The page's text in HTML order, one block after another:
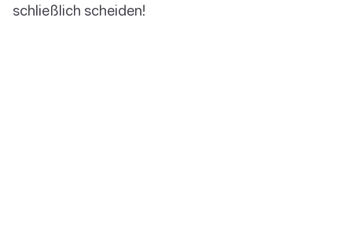
schließlich scheiden!